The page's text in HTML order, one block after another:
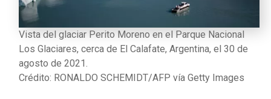
Vista del glaciar Perito Moreno en el Parque Nacional
Los Glaciares, cerca de El Calafate, Argentina, el 30 de
agosto de 2021.
Crédito: RONALDO SCHEMIDT/AFP vía Getty Images